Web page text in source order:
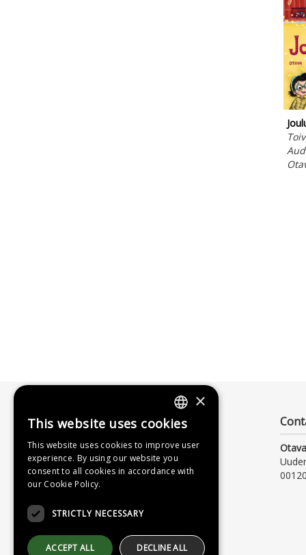
FINNISH
SWEDISH
ENGLISH
×
This website uses cookies
This website uses cookies to improve user
experience. By using our website you
consent to all cookies in accordance with
our Cookie Policy.
STRICTLY NECESSARY
ACCEPT ALL DECLINE ALL